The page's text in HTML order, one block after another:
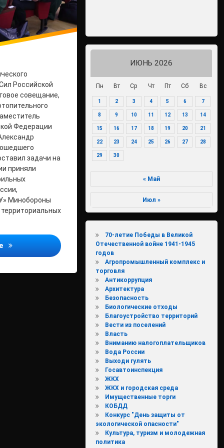
Российской
совещание,
Федерации
задачи на
приняли
Минобороны
Военные коммунальщики филиала ФГБУ «ЦЖКУ» Минобороны
ИЮНЬ 2026
Пн Вт Ср Чт Пт Сб Вс
1 2 3 4 5 6 7
8 9 10 11 12 13 14
15 16 17 18 19 20 21
22 23 24 25 26 27 28
29 30
« Май
Июл »
70-летие Победы в Великой
Отечественной войне 1941-1945
годов
Агропромышленный комплекс и
торговля
Антикоррупция
Архитектура
Безопасность
Биологические отходы
Благоустройство территорий
Вести из поселений
Власть
Вниманию налогоплательщиков
Вода России
Выходи гулять
Госавтоинспекция
ЖКХ
ЖКХ и городская среда
Имущественные торги
КОБДД
Конкурс "День защиты от
экологической опасности"
Культура, туризм и молодежная
политика